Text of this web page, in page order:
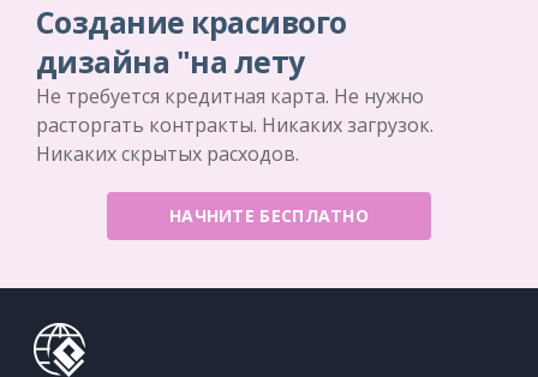
Создание красивого
дизайна "на лету
Не требуется кредитная карта. Не нужно
расторгать контракты. Никаких загрузок.
Никаких скрытых расходов.
НАЧНИТЕ БЕСПЛАТНО